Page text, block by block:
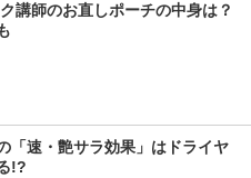
講師のお直しポーチの中身は？
「速・艶サラ効果」はドライヤ
!?